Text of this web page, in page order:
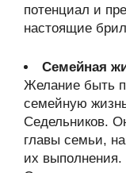
потенциал и
настоящие
Семейная
Желание быть
семейную
Седельников.
главы семьи,
их